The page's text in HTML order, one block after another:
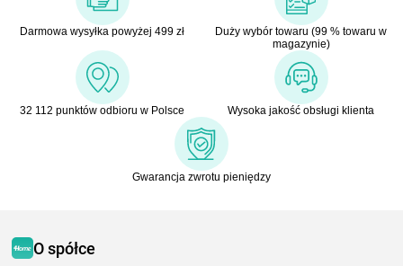
Darmowa wysyłka powyżej 499 zł
Duży wybór towaru (99 % towaru w
magazynie)
32 112 punktów odbioru w Polsce Wysoka jakość obsługi klienta
Gwarancja zwrotu pieniędzy
O spółce